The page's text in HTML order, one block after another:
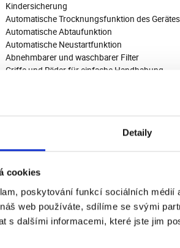
Detaily
cookies
poskytování funkcí sociálních
web používáte, sdílíme se svými
s dalšími informacemi, které jste jim
Kindersicherung
Automatische Trocknungsfunktion des Gerätes
Automatische Abtaufunktion
Automatische Neustartfunktion
Abnehmbarer und waschbarer Filter
Griffe und Räder für einfache Handhabung
Geeignet für einen Raum mit einer Fläche von
Geeignet für Räume bis 35 m2
Timer ja
Automatisches Programm ja
Anzeige ja